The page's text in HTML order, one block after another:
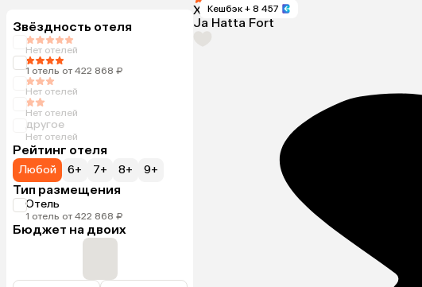
Звёздность отеля
Нет отелей
1 отель от 422 868 ₽
Нет отелей
Нет отелей
другое
Нет отелей
Рейтинг отеля
Любой 6+ 7+ 8+ 9+
Тип размещения
Отель
1 отель от 422 868 ₽
Бюджет на двоих
Кешбэк + 8 457
Хатта, ОАЭ
Ja Hatta Fort